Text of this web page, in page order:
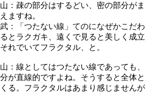
山：疎の部分はするどい、密の部分が
えますね。
武：「つたない線」てのになぜかこだ
るとラクガキ、遠くで見ると美しく成
それでいてフラクタル、と。
山：線としてはつたない線であっても
分が直線的ですよね。そうすると全体
くる。フラクタルはあまり感じませんが